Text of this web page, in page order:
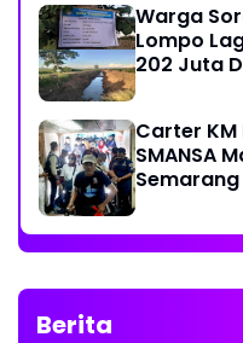
Warga
Lompo
202 Juta
Carter KM
SMANSA
Berita